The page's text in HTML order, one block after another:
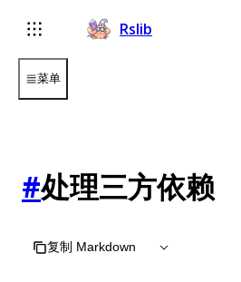
Rslib
菜单
#处理三方依赖
复制 Markdown